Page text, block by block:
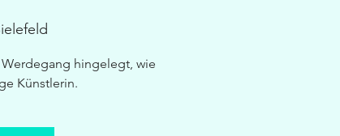
Werdegang hingelegt, wie
Künstlerin.